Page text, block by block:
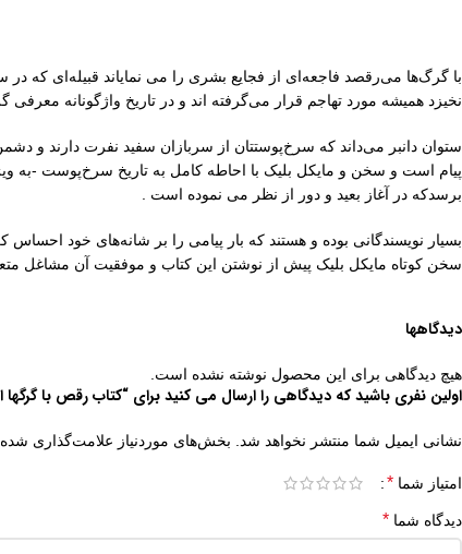
با گرگ‌ها می‌رقصد فاجعه‌ای از فجایع بشری را می نمایاند قبیله‌ای که
نخیزد همیشه مورد تهاجم قرار می‌گرفته اند و در تاریخ واژگونانه معرفی
ستوان دانبر می‌داند که سرخ‌پوستتان از سربازان سفید نفرت دارند و
پیام است و سخن و مایکل بلیک با احاطه کامل به تاریخ سرخ‌پوست -به
برسدکه در آغاز بعید و دور از نظر می نموده است .
بسیار نویسندگانی بوده و هستند که بار پیامی را بر شانه‌های خود
سخن کوتاه مایکل بلیک پیش از نوشتن این کتاب و موفقیت آن مشاغل
دیدگاهها
هیچ دیدگاهی برای این محصول نوشته نشده است.
اولین نفری باشید که دیدگاهی را ارسال می کنید برای “کتاب رقص با گرگها
نشانی ایمیل شما منتشر نخواهد شد. بخش‌های موردنیاز علامت‌گذاری
امتیاز شما *
دیدگاه شما *